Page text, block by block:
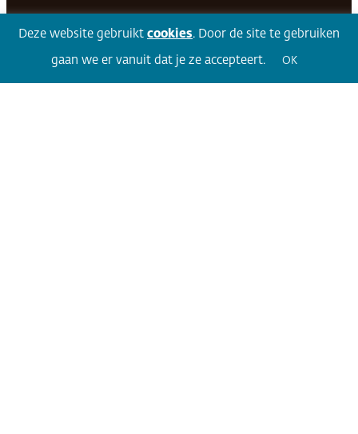
Volg 360Facebook LinkedIn Twitter
Deze website gebruikt cookies. Door de site te gebruiken
gaan we er vanuit dat je ze accepteert. OK